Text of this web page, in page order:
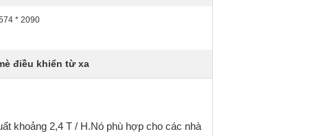
* 2090
điều khiển từ xa
khoảng 2,4 T / H.Nó phù hợp cho các nhà